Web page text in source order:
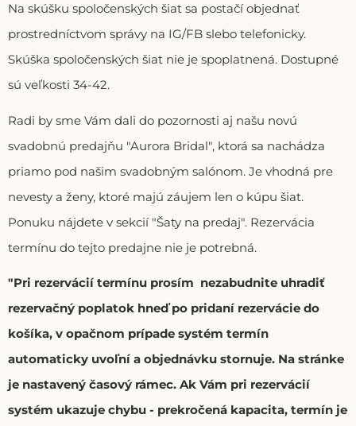
Na skúšku spoločenských šiat sa postačí objednať
prostredníctvom správy na IG/FB slebo telefonicky.
Skúška spoločenských šiat nie je spoplatnená. Dostupné
sú veľkosti 34-42.
Radi by sme Vám dali do pozornosti aj našu novú
svadobnú predajňu "Aurora Bridal", ktorá sa nachádza
priamo pod našim svadobným salónom. Je vhodná pre
nevesty a ženy, ktoré majú záujem len o kúpu šiat.
Ponuku nájdete v sekcií "Šaty na predaj". Rezervácia
termínu do tejto predajne nie je potrebná.
"Pri rezervácií termínu prosím nezabudnite uhradiť
rezervačný poplatok hneď po pridaní rezervácie do
košíka, v opačnom prípade systém termín
automaticky uvoľní a objednávku stornuje. Na stránke
je nastavený časový rámec. Ak Vám pri rezervácií
systém ukazuje chybu - prekročená kapacita, termín je